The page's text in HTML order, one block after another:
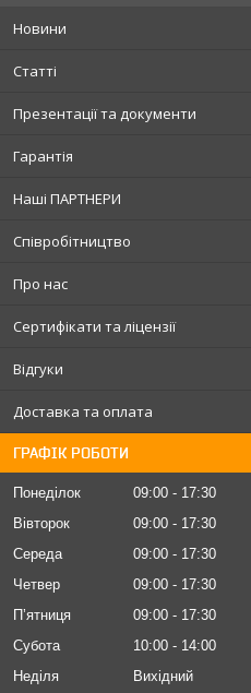
Новини
Статті
Презентації та документи
Гарантія
Наші ПАРТНЕРИ
Співробітництво
Про нас
Сертифікати та ліцензії
Відгуки
Доставка та оплата
ГРАФІК РОБОТИ
Понеділок 09:00
17:30
Вівторок
09:00
17:30
Середа
09:00
17:30
Четвер
09:00
17:30
Пʼятниця
09:00
17:30
Субота
10:00
14:00
Неділя
Вихідний